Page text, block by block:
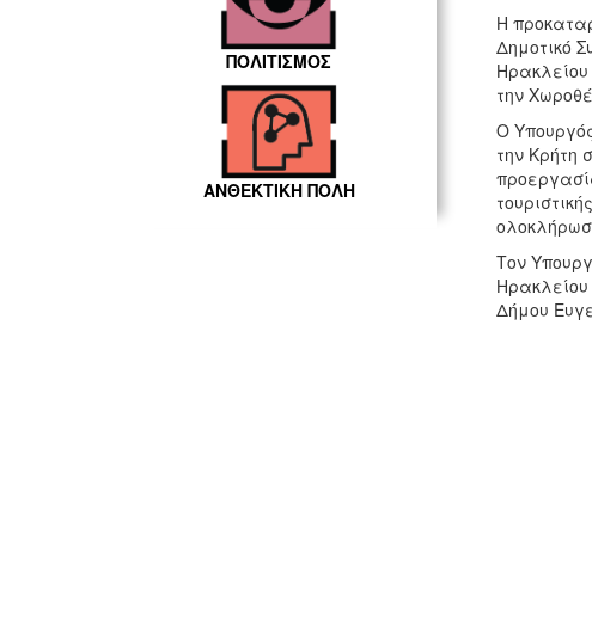
ΠΟΛΙΤΙΣΜΟΣ
ΑΝΘΕΚΤΙΚΗ ΠΟΛΗ
Η
Δημοτικό
Ηρακλείου
την
Ο
την Κρήτη
Τον
Δήμου